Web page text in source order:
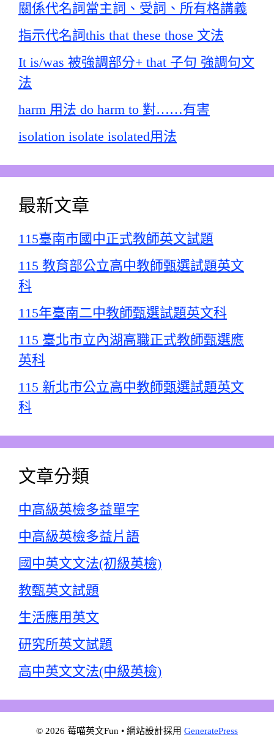
關係代名詞當主詞、受詞、所有格講義
指示代名詞this that these those 文法
It is/was 被強調部分+ that 子句 強調句文
法
harm 用法 do harm to 對……有害
isolation isolate isolated用法
最新文章
115臺南市國中正式教師英文試題
115 教育部公立高中教師甄選試題英文
科
115年臺南二中教師甄選試題英文科
115 臺北市立內湖高職正式教師甄選應
英科
115 新北市公立高中教師甄選試題英文
科
文章分類
中高級英檢多益單字
中高級英檢多益片語
國中英文文法(初級英檢)
教甄英文試題
生活應用英文
研究所英文試題
高中英文文法(中級英檢)
© 2026 莓喵英文Fun • 網站設計採用 GeneratePress